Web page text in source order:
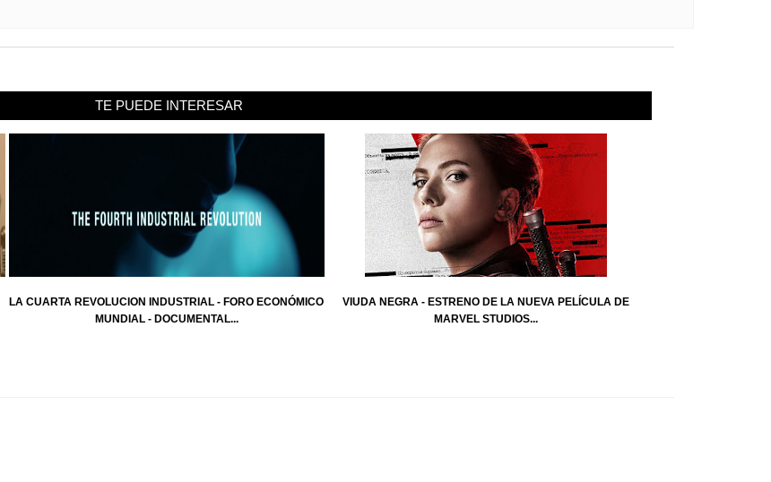
TE PUEDE INTERESAR
LA CUARTA REVOLUCION INDUSTRIAL - FORO ECONÓMICO
MUNDIAL - DOCUMENTAL...
VIUDA NEGRA - ESTRENO DE LA NUEVA PELÍCULA DE
MARVEL STUDIOS...